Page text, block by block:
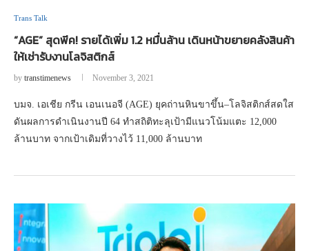
Trans Talk
“AGE” สุดพีค! รายได้เพิ่ม 1.2 หมื่นล้าน เดินหน้าขยายคลังสินค้า
ให้เช่ารับงานโลจิสติกส์
by transtimenews November 3, 2021
บมจ. เอเชีย กรีน เอนเนอจี (AGE) ยุคถ่านหินขาขึ้น–โลจิสติกส์สดใส
ดันผลการดำเนินงานปี 64 ทำสถิติทะลุเป้ามีแนวโน้มแตะ 12,000
ล้านบาท จากเป้าเดิมที่วางไว้ 11,000 ล้านบาท